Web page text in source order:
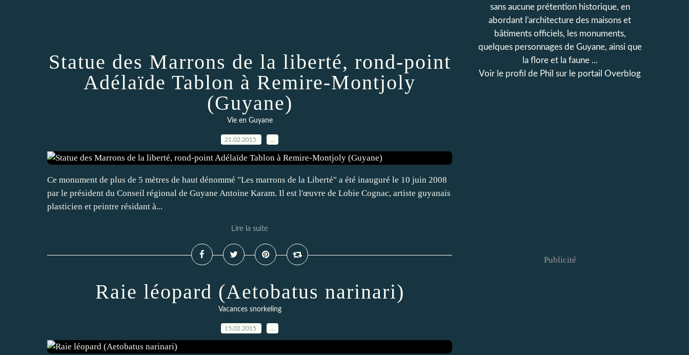
Statue des Marrons de la liberté, rond-point
Adélaïde Tablon à Remire-Montjoly
(Guyane)
Vie en Guyane
21.02.2015
Ce monument de plus de 5 mètres de haut dénommé "Les marrons de la Liberté" a été inauguré le 10 juin 2008
par le président du Conseil régional de Guyane Antoine Karam. Il est l'œuvre de Lobie Cognac, artiste guyanais
plasticien et peintre résidant à...
Lire la suite
Raie léopard (Aetobatus narinari)
Vacances snorkeling
15.02.2015
sans aucune prétention historique, en
abordant l'architecture des maisons et
bâtiments officiels, les monuments,
quelques personnages de Guyane, ainsi que
la flore et la faune ...
Voir le profil de Phil sur le portail Overblog
Publicité